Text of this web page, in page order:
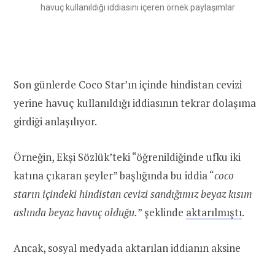
havuç kullanıldığı iddiasını içeren örnek paylaşımlar
Son günlerde Coco Star’ın içinde hindistan cevizi
yerine havuç kullanıldığı iddiasının tekrar dolaşıma
girdiği anlaşılıyor.
Örneğin, Ekşi Sözlük’teki “öğrenildiğinde ufku iki
katına çıkaran şeyler” başlığında bu iddia “coco
starın içindeki hindistan cevizi sandığımız beyaz kısım
aslında beyaz havuç olduğu.” şeklinde aktarılmıştı.
Ancak, sosyal medyada aktarılan iddianın aksine